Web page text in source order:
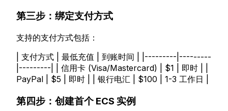
第三步：绑定支付方式
支持的支付方式包括：
| 支付方式 | 最低充值 | 到账时间 | |---------|---------
|---------| | 信用卡 (Visa/Mastercard) | $1 | 即时 | |
PayPal | $5 | 即时 | | 银行电汇 | $100 | 1-3 工作日 |
第四步：创建首个 ECS 实例